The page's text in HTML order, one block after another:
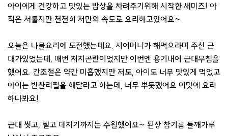
아이에게 건강하고 맛있는 밥상을 차려주기위해 시작한 새미즈! 아
직은 서툴지만 천천히 저만의 속도로 요리하고있어요~
오늘은 나물요리에 도전했는데요. 시어머니가 해먹으라며 주신 근
대가있었는데, 매번 처치곤란이었지만 이번엔 용기내어 근대무침을
했어요. 간조절은 약간 미흡했지만 저도, 아이도 너무 맛있게 먹었고
아이는 반찬리필을 해달라고 하는데, 너무 뿌듯했어요 이맛에 요리
하나봐요!
근대 씻고, 썰고 데치기까지는 수월했어요~ 된장 참기름 들깨가루